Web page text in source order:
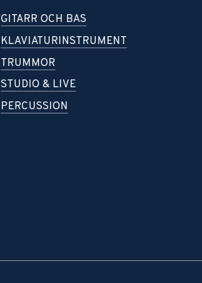
GITARR OCH BAS
KLAVIATURINSTRUMENT
TRUMMOR
STUDIO & LIVE
PERCUSSION